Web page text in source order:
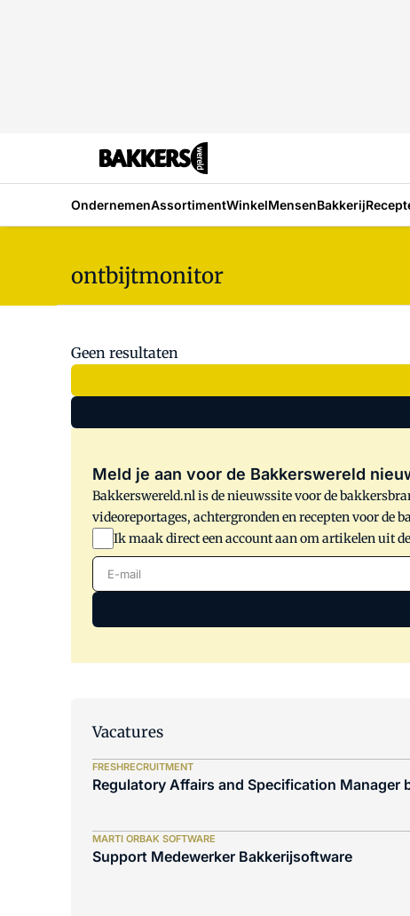
OndernemenAssortimentWinkelMensenBakkerij
ontbijtmonitor
Geen resultaten
Meld je aan voor de Bakkerswereld
Bakkerswereld.nl is de nieuwssite voor de
videoreportages, achtergronden en recepten voor de
Ik maak direct een account aan om artikelen uit
E-mail
Vacatures
FRESHRECRUITMENT
Regulatory Affairs and Specification Manager
MARTI ORBAK SOFTWARE
Support Medewerker Bakkerijsoftware